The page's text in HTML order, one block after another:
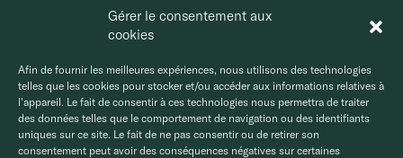
Gérer le consentement aux
cookies
Afin de fournir les meilleures expériences, nous utilisons des technologies
telles que les cookies pour stocker et/ou accéder aux informations relatives à
l'appareil. Le fait de consentir à ces technologies nous permettra de traiter
des données telles que le comportement de navigation ou des identifiants
uniques sur ce site. Le fait de ne pas consentir ou de retirer son
consentement peut avoir des conséquences négatives sur certaines
politique de confidentialité.